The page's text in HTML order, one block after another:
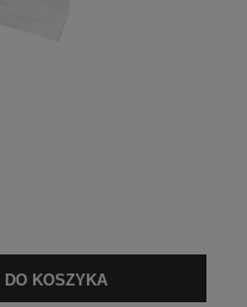
DO KOSZYKA